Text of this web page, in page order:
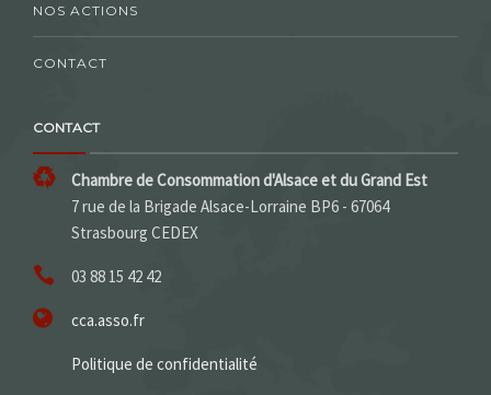
NOS ACTIONS
CONTACT
CONTACT
Chambre de Consommation d'Alsace et du Grand Est
7 rue de la Brigade Alsace-Lorraine BP6 - 67064
Strasbourg CEDEX
03 88 15 42 42
cca.asso.fr
Politique de confidentialité